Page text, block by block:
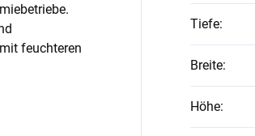
feuchteren
Tiefe:
Breite:
Höhe: